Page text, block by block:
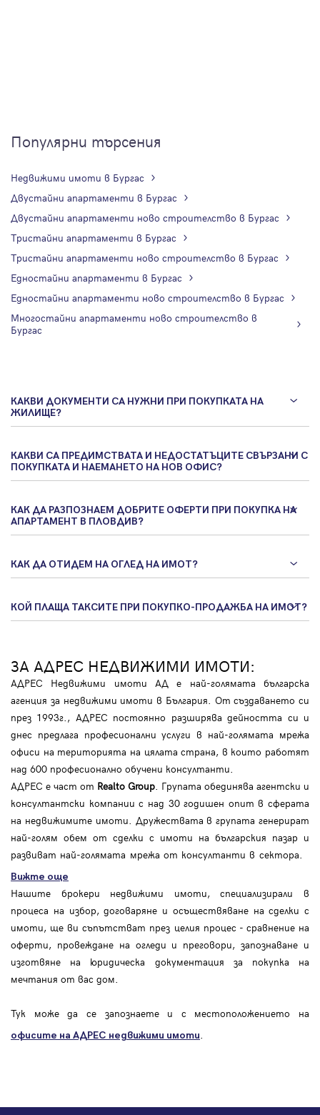
Популярни търсения
Недвижими имоти в Бургас
Двустайни апартаменти в Бургас
Двустайни апартаменти ново строителство в Бургас
Тристайни апартаменти в Бургас
Тристайни апартаменти ново строителство в Бургас
Едностайни апартаменти в Бургас
Едностайни апартаменти ново строителство в Бургас
Многостайни апартаменти ново строителство в
Бургас
КАКВИ ДОКУМЕНТИ СА НУЖНИ ПРИ ПОКУПКАТА НА
ЖИЛИЩЕ?
КАКВИ СА ПРЕДИМСТВАТА И НЕДОСТАТЪЦИТЕ СВЪРЗАНИ С
ПОКУПКАТА И НАЕМАНЕТО НА НОВ ОФИС?
КАК ДА РАЗПОЗНАЕМ ДОБРИТЕ ОФЕРТИ ПРИ ПОКУПКА НА
АПАРТАМЕНТ В ПЛОВДИВ?
КАК ДА ОТИДЕМ НА ОГЛЕД НА ИМОТ?
КОЙ ПЛАЩА ТАКСИТЕ ПРИ ПОКУПКО-ПРОДАЖБА НА ИМОТ?
ЗА АДРЕС НЕДВИЖИМИ ИМОТИ:
АДРЕС Недвижими имоти АД е най-голямата българска
агенция за недвижими имоти в България. От създаването си
през 1993г., АДРЕС постоянно разширява дейността си и
днес предлага професионални услуги в най-голямата мрежа
офиси на територията на цялата страна, в които работят
над 600 професионално обучени консултанти.
АДРЕС е част от Realto Group . Групата обединява агентски и
консултантски компании с над 30 годишен опит в сферата
на недвижимите имоти. Дружествата в групата генерират
най-голям обем от сделки с имоти на българския пазар и
развиват най-голямата мрежа от консултанти в сектора.
Вижте още
Нашите брокери недвижими имоти, специализирали в
процеса на избор, договаряне и осъществяване на сделки с
имоти, ще ви съпътстват през целия процес - сравнение на
оферти, провеждане на огледи и преговори, запознаване и
изготвяне на юридическа документация за покупка на
мечтания от вас дом.
Тук може да се запознаете и с местоположението на
офисите на АДРЕС недвижими имоти